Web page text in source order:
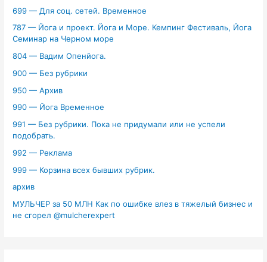
699 — Для соц. сетей. Временное
787 — Йога и проект. Йога и Море. Кемпинг Фестиваль, Йога
Семинар на Черном море
804 — Вадим Опенйога.
900 — Без рубрики
950 — Архив
990 — Йога Временное
991 — Без рубрики. Пока не придумали или не успели
подобрать.
992 — Реклама
999 — Корзина всех бывших рубрик.
архив
МУЛЬЧЕР за 50 МЛН Как по ошибке влез в тяжелый бизнес и
не сгорел ‪@mulcherexpert‬​